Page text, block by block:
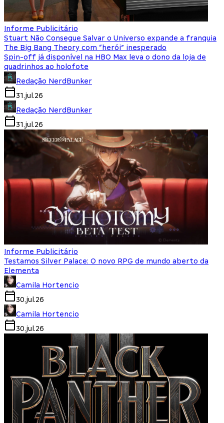
Informe Publicitário
Stuart Não Consegue Salvar o Universo expande a franquia
The Big Bang Theory com “herói” inesperado
Spin-off já disponível na HBO Max leva o dono da loja de
quadrinhos ao holofote
Redação NerdBunker
31.jul.26
Redação NerdBunker
31.jul.26
Informe Publicitário
Testamos Silver Palace: O novo RPG de mundo aberto da
Elementa
Camila Hortencio
30.jul.26
Camila Hortencio
30.jul.26